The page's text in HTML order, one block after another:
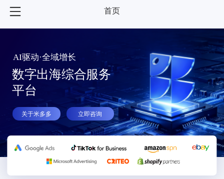
首页
AI驱动·全域增长
数字出海综合服务
平台
关于米多多 立即咨询